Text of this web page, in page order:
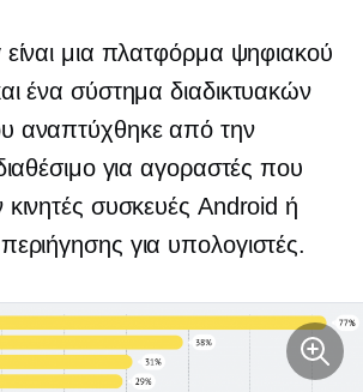
μια πλατφόρμα ψηφιακού
ένα σύστημα διαδικτυακών
αναπτύχθηκε από την
για αγοραστές που
κινητές συσκευές Android ή
για υπολογιστές.